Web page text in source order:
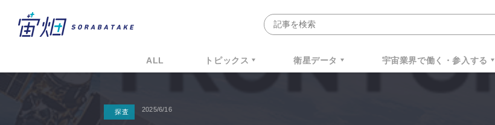
ALL トピックス 衛星データ 宇宙業界で働く・参入する
探査 2025/6/16